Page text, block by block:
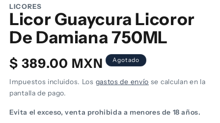
multimedia
1
una
ventana
modal
LICORES
Licor Guaycura Licoror
De Damiana 750ML
Precio
habitual
$ 389.00 MXN Agotado
Impuestos incluidos. Los gastos de envío se calculan en la
pantalla de pago.
Evita el exceso, venta prohibida a menores de 18 años.